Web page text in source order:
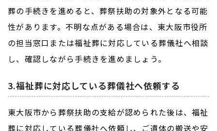
葬の手続きを進めると、葬祭扶助の対象外となる可能
性があります。不明な点がある場合は、東大阪市役所
の担当窓口または福祉葬に対応している葬儀社へ相談
し、確認しながら手続きを進めましょう。
3.福祉葬に対応している葬儀社へ依頼する
東大阪市から葬祭扶助の支給が認められた後は、福祉
葬に対応している葬儀社へ依頼し、ご遺体の搬送や安